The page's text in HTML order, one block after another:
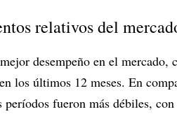
relativos del
desempeño en el mercado,
los últimos 12 meses. En
fueron más débiles,